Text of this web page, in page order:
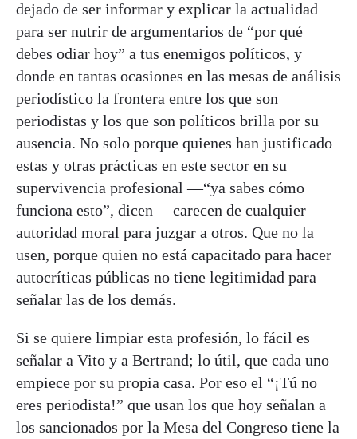
dejado de ser informar y explicar la actualidad
para ser nutrir de argumentarios de “por qué
debes odiar hoy” a tus enemigos políticos, y
donde en tantas ocasiones en las mesas de análisis
periodístico la frontera entre los que son
periodistas y los que son políticos brilla por su
ausencia. No solo porque quienes han justificado
estas y otras prácticas en este sector en su
supervivencia profesional —“ya sabes cómo
funciona esto”, dicen— carecen de cualquier
autoridad moral para juzgar a otros. Que no la
usen, porque quien no está capacitado para hacer
autocríticas públicas no tiene legitimidad para
señalar las de los demás.
Si se quiere limpiar esta profesión, lo fácil es
señalar a Vito y a Bertrand; lo útil, que cada uno
empiece por su propia casa. Por eso el “¡Tú no
eres periodista!” que usan los que hoy señalan a
los sancionados por la Mesa del Congreso tiene la